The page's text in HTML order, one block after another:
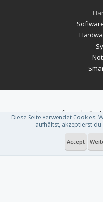
Forum software by
Theme
Du betrachtest gerade:
Diese Seite verwendet Cookies.
aufhältst, akzeptierst du
Accept